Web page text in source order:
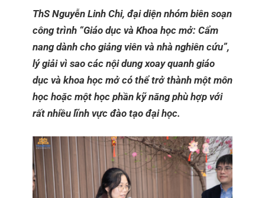
ThS Nguyễn Linh Chi, đại diện nhóm biên soạn
công trình “Giáo dục và Khoa học mở: Cẩm
nang dành cho giảng viên và nhà nghiên cứu”,
lý giải vì sao các nội dung xoay quanh giáo
dục và khoa học mở có thể trở thành một môn
học hoặc một học phần kỹ năng phù hợp với
rất nhiều lĩnh vực đào tạo đại học.